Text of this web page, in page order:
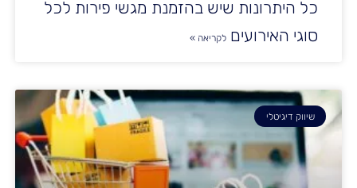
כל היתרונות שיש בהזמנת מגשי פירות לכל
סוגי האירועים לקריאה »
שיווק דיגיטלי